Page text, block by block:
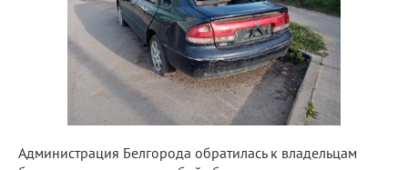
Администрация Белгорода обратилась к владельцам